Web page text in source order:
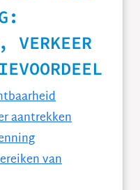
VERKEER
aantrekken
van